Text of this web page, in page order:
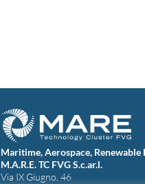
Maritime, Aerospace, Renewable
M.A.R.E. TC FVG S.c.ar.l.
Via IX Giugno, 46